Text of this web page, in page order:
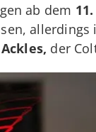
ab dem
allerdings
der